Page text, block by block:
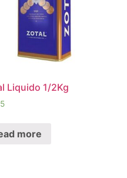
Liquido 1/2Kg
more